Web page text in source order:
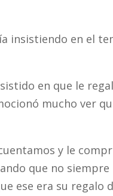
insistiendo en el
en que le
mucho ver
y le
que no siempre
ese era su regalo